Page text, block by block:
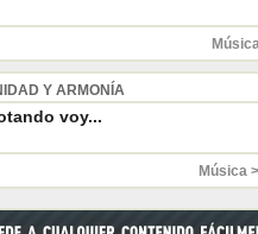
Y ARMONÍA
voy...
Música